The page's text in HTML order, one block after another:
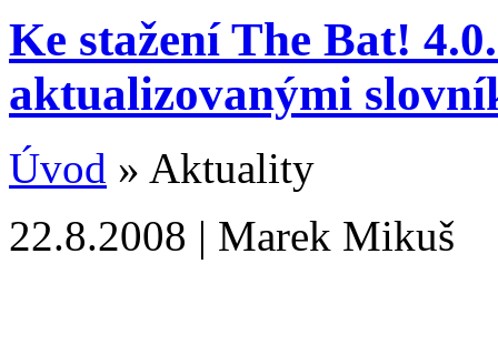
Ke stažení The Bat!
aktualizovanými
Úvod » Aktuality
22.8.2008 | Marek Mikuš